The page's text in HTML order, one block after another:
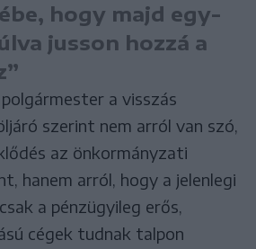
hogy majd egy-
jusson hozzá a
a visszás
szerint nem arról van szó,
az önkormányzati
hanem arról, hogy a jelenlegi
a pénzügyileg erős,
cégek tudnak talpon